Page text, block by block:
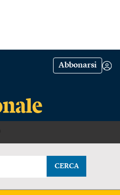
Abbonarsi
CERCA